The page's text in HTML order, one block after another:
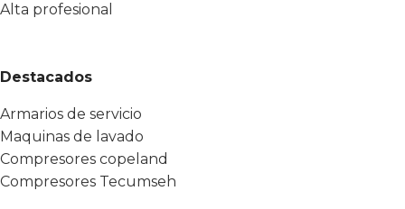
Alta profesional
Destacados
Armarios de servicio
Maquinas de lavado
Compresores copeland
Compresores Tecumseh